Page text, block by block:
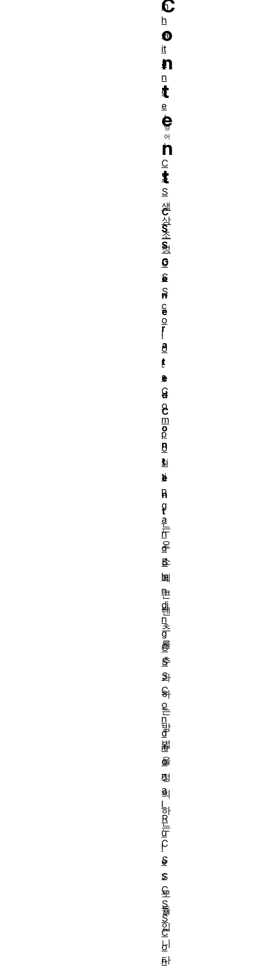
C
o
n
t
e
n
t
C
S
S
G
e
n
e
r
a
t
e
d
C
o
n
t
e
n
t
는
요
소
에
콘
텐
츠
를
추
가
하
는
방
법
을
정
의
하
는
C
S
S
모
듈
입
니
다
in
h
er
it
a
n
c
e
C
S
S
색
상
조
정
C
S
S
c
o
l
o
r
s
C
o
m
p
o
si
ti
n
g
a
n
d
B
le
n
di
n
g
C
S
S
C
o
n
d
iti
o
n
a
l
R
u
l
e
s
C
S
S
C
o
n